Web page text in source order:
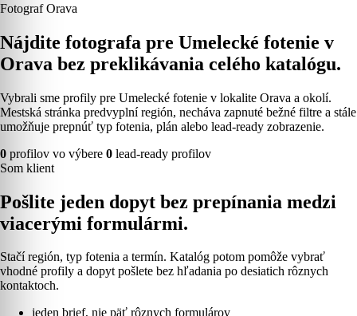
Fotograf Orava
Nájdite fotografa pre Umelecké fotenie v
Orava bez preklikávania celého katalógu.
Vybrali sme profily pre Umelecké fotenie v lokalite Orava a okolí.
Mestská stránka predvyplní región, necháva zapnuté bežné filtre a stále
umožňuje prepnúť typ fotenia, plán alebo lead-ready zobrazenie.
0 profilov vo výbere 0 lead-ready profilov
Som klient
Pošlite jeden dopyt bez prepínania medzi
viacerými formulármi.
Stačí región, typ fotenia a termín. Katalóg potom pomôže vybrať
vhodné profily a dopyt pošlete bez hľadania po desiatich rôznych
kontaktoch.
jeden brief, nie päť rôznych formulárov